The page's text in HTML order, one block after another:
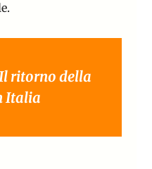
ritorno della
Italia